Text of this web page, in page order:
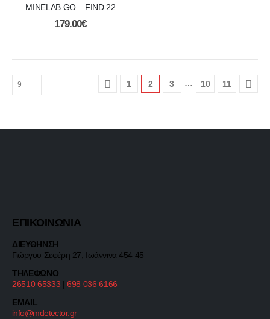
MINELAB GO – FIND 22
179.00€
1 2 3 … 10 11
ΕΠΙΚΟΙΝΩΝΙΑ
ΔΙΕΥΘΗΝΣΗ
Γιώργου Σεφέρη 27, Ιωάννινα 454 45
ΤΗΛΕΦΩΝΟ
26510 65333 |698 036 6166
EMAIL
info@mdetector.gr